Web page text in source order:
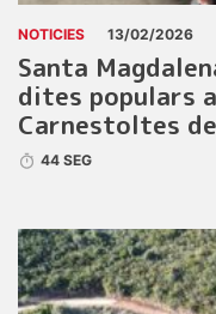
NOTICIES 13/02/2026
Santa
dites populars
Carnestoltes
44 SEG